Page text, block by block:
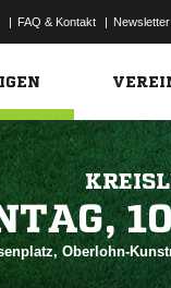
| FAQ & Kontakt | Newsletter
Oberlohn-